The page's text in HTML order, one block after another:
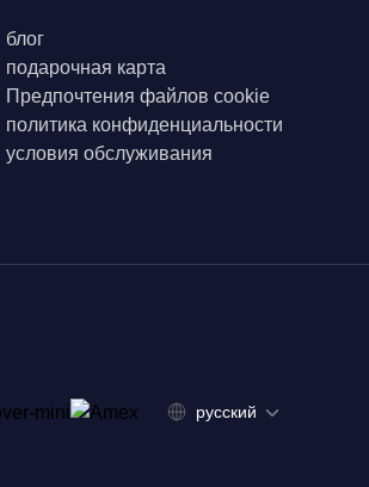
блог
подарочная карта
Предпочтения файлов cookie
политика конфиденциальности
условия обслуживания
русский